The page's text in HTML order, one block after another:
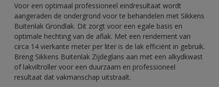
Voor een optimaal professioneel eindresultaat wordt
aangeraden de ondergrond voor te behandelen met Sikkens
Buitenlak Grondlak. Dit zorgt voor een egale basis en
optimale hechting van de aflak. Met een rendement van
circa 14 vierkante meter per liter is de lak efficiënt in gebruik.
Breng Sikkens Buitenlak Zijdeglans aan met een alkydkwast
of lakviltroller voor een duurzaam en professioneel
resultaat dat vakmanschap uitstraalt.